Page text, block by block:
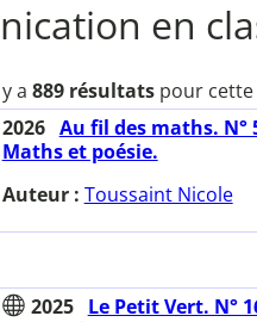
en
a 889 résultats pour
2026 Au fil des maths. N°
Maths et poésie.
Auteur : Toussaint Nicole
2025
Le Petit Vert. N°